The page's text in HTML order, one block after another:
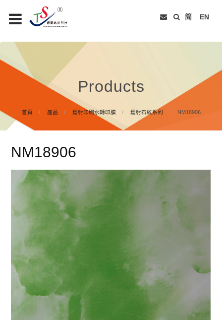
EN
简
Products
首頁 產品 鐳射印刷水轉印膜 鐳射石紋系列 NM18906
NM18906